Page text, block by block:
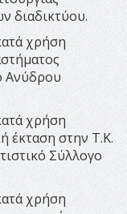
διαδικτύου.
χρήση
Ανύδρου
χρήση
έκταση στην Τ.Κ.
Σύλλογο
χρήση